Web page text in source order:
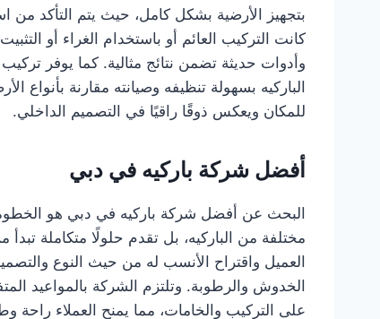
بتجهيز الأرضية بشكل كامل، حيث يتم التأكد من
كانت التركيب العائم أو باستخدام الغراء أو
وأدوات حديثة تضمن نتائج مثالية. كما يوفر
الباركيه بسهولة تنظيفه وصيانته مقارنة بأنواع
للمكان ويعكس ذوقًا راقيًا في التصميم الداخلي.
أفضل شركة باركيه في دبي
البحث عن أفضل شركة باركيه في دبي هو الخطوة
مختلفة من الباركيه، بل تقدم حلولًا متكاملة
العميل واقتراح الأنسب له من حيث النوع
الخدوش والرطوبة. وتلتزم الشركة بالمواعيد
على التركيب والخامات، مما يمنح العملاء راحة